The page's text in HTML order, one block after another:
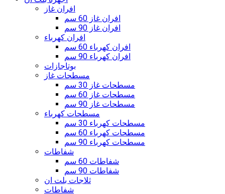
افران غاز
افران غاز 60 سم
افران غاز 90 سم
افران كهرباء
افران كهرباء 60 سم
افران كهرباء 90 سم
بوتاجازات
مسطحات غاز
مسطحات غاز 30 سم
مسطحات غاز 60 سم
مسطحات غاز 90 سم
مسطحات كهرباء
مسطحات كهرباء 30 سم
مسطحات كهرباء 60 سم
مسطحات كهرباء 90 سم
شفاطات
شفاطات 60 سم
شفاطات 90 سم
ثلاجات بلت ان
شفاطات